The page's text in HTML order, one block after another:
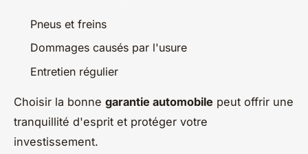
Pneus et freins
Dommages causés par l'usure
Entretien régulier
Choisir la bonne garantie automobile peut offrir une
tranquillité d'esprit et protéger votre
investissement.